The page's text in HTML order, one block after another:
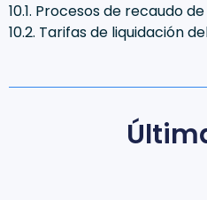
10.1. Procesos de recaudo
10.2. Tarifas de liquidación